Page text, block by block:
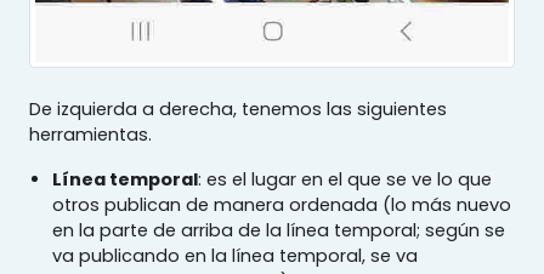
De izquierda a derecha, tenemos las siguientes
herramientas.
Línea temporal: es el lugar en el que se ve lo que
otros publican de manera ordenada (lo más nuevo
en la parte de arriba de la línea temporal; según se
va publicando en la línea temporal, se va